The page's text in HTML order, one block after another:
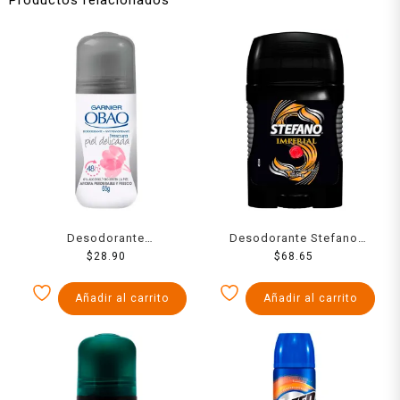
Desodorante
antitranspirante Garnier
para dama 65 g
$ 28.90
Añadir al carrito
Desodorante Stefano
imperial en barra para
$68.65
Añadir al carrito